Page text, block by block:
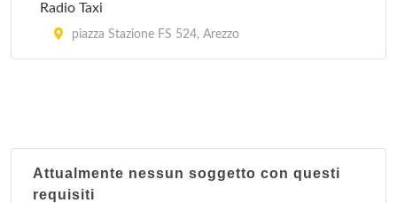
Radio Taxi
piazza Stazione FS 524, Arezzo
Attualmente nessun soggetto con questi
requisiti